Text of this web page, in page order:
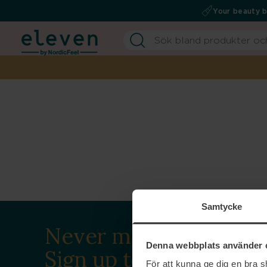
Samtycke
Denna webbplats använder
För att kunna ge dig en bra
Your beauty
Never miss a beat.
Sign up to our